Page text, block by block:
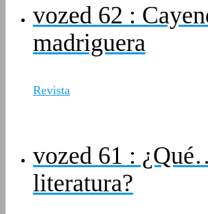
vozed 62 :
madriguera
Revista
vozed 61 :
literatura?